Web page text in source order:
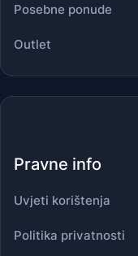
Posebne ponude
Outlet
Pravne info
Uvjeti korištenja
Politika privatnosti